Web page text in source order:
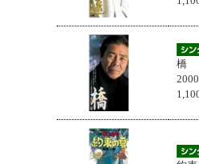
橋